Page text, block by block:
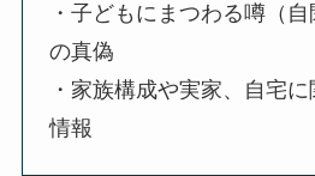
・子どもにまつわる噂（
の真偽
・家族構成や実家、自宅
情報